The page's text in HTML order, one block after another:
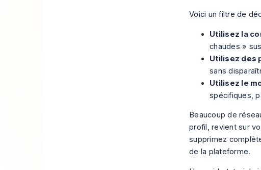
Voici un filtre de
Utilisez la
chaudes »
Utilisez des
sans
Utilisez le
spécifiques,
Beaucoup de
profil, revient sur
supprimez
de la plateforme.